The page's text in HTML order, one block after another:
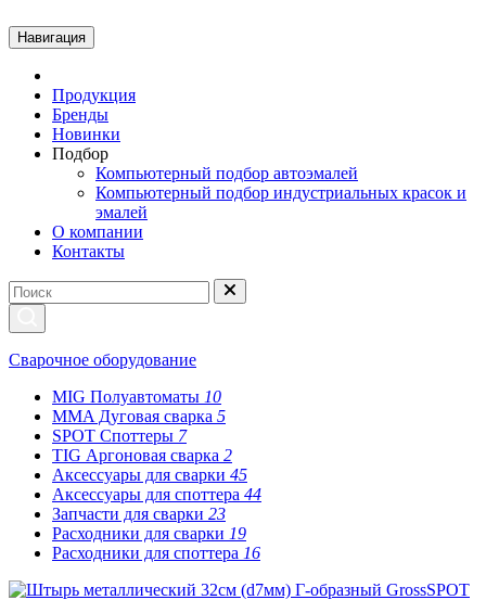
Навигация
Продукция
Бренды
Новинки
Подбор
Компьютерный подбор автоэмалей
Компьютерный подбор индустриальных красок и
эмалей
О компании
Контакты
Сварочное оборудование
MIG Полуавтоматы 10
MMA Дуговая сварка 5
SPOT Споттеры 7
TIG Аргоновая сварка 2
Аксессуары для сварки 45
Аксессуары для споттера 44
Запчасти для сварки 23
Расходники для сварки 19
Расходники для споттера 16